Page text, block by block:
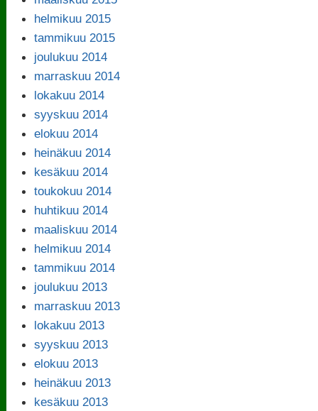
helmikuu 2015
tammikuu 2015
joulukuu 2014
marraskuu 2014
lokakuu 2014
syyskuu 2014
elokuu 2014
heinäkuu 2014
kesäkuu 2014
toukokuu 2014
huhtikuu 2014
maaliskuu 2014
helmikuu 2014
tammikuu 2014
joulukuu 2013
marraskuu 2013
lokakuu 2013
syyskuu 2013
elokuu 2013
heinäkuu 2013
kesäkuu 2013